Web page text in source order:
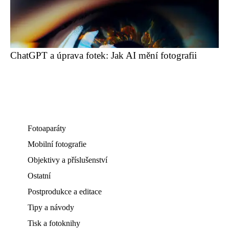
ChatGPT a úprava fotek: Jak AI mění fotografii
Fotoaparáty
Mobilní fotografie
Objektivy a příslušenství
Ostatní
Postprodukce a editace
Tipy a návody
Tisk a fotoknihy